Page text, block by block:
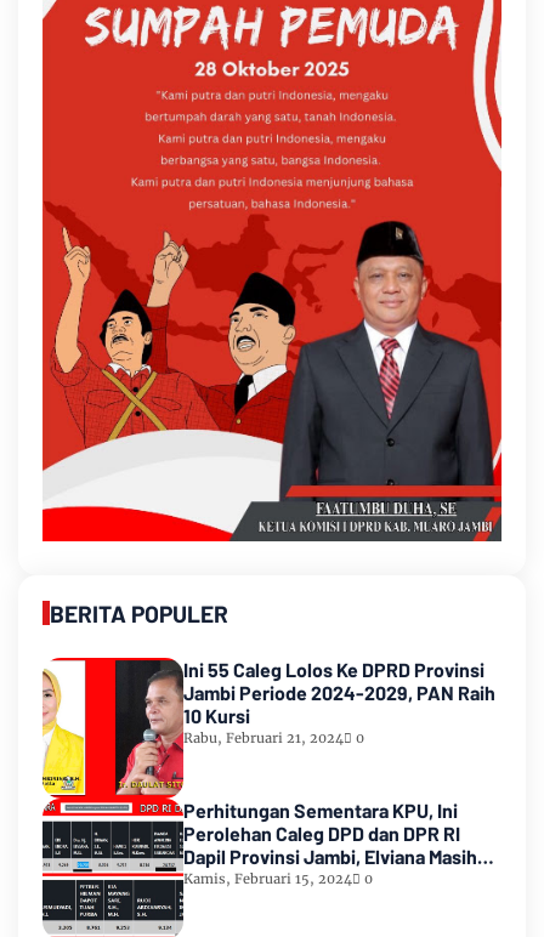
BERITA POPULER
Ini 55 Caleg Lolos Ke DPRD Provinsi
Jambi Periode 2024-2029, PAN Raih
10 Kursi
Rabu, Februari 21, 2024 0
Perhitungan Sementara KPU, Ini
Perolehan Caleg DPD dan DPR RI
Dapil Provinsi Jambi, Elviana Masih
Urutan Kedua Teratas
Kamis, Februari 15, 2024 0